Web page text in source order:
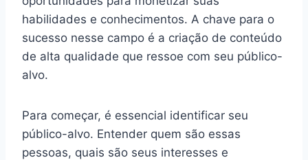
habilidades e conhecimentos. A chave para o
sucesso nesse campo é a criação de conteúdo
de alta qualidade que ressoe com seu público-
alvo.
Para começar, é essencial identificar seu
público-alvo. Entender quem são essas
pessoas, quais são seus interesses e